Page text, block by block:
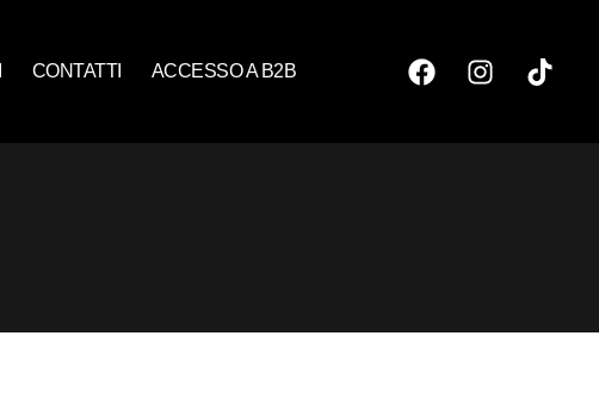
CONTATTI ACCESSO A B2B